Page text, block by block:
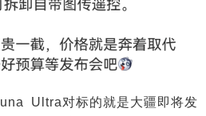
Ultra对标的就是大疆即将发